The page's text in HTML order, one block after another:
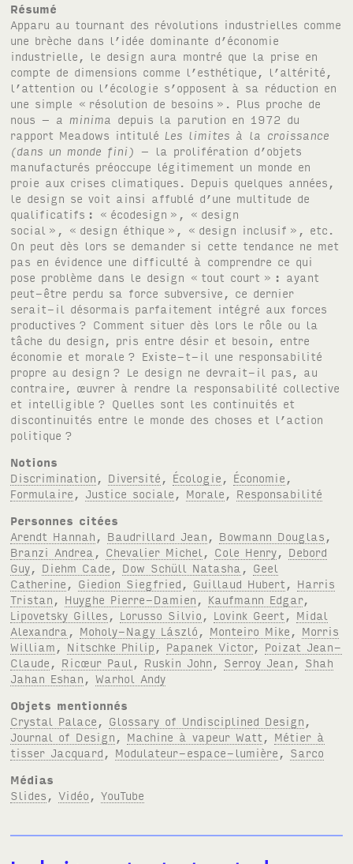
Résumé
Apparu au tournant des révolutions industrielles comme
une brèche dans l’idée dominante d’économie
industrielle, le design aura montré que la prise en
compte de dimensions comme l’esthétique, l’altérité,
l’attention ou l’écologie s’opposent à sa réduction en
une simple « résolution de besoins ». Plus proche de
nous – a minima depuis la parution en 1972 du
rapport Meadows intitulé Les limites à la croissance
(dans un monde fini) – la prolifération d’objets
manufacturés préoccupe légitimement un monde en
proie aux crises climatiques. Depuis quelques années,
le design se voit ainsi affublé d’une multitude de
qualificatifs : « écodesign », « design
social », « design éthique », « design inclusif », etc.
On peut dès lors se demander si cette tendance ne met
pas en évidence une difficulté à comprendre ce qui
pose problème dans le design « tout court » : ayant
peut-être perdu sa force subversive, ce dernier
serait-il désormais parfaitement intégré aux forces
productives ? Comment situer dès lors le rôle ou la
tâche du design, pris entre désir et besoin, entre
économie et morale ? Existe-t-il une responsabilité
propre au design ? Le design ne devrait-il pas, au
contraire, œuvrer à rendre la responsabilité collective
et intelligible ? Quelles sont les continuités et
discontinuités entre le monde des choses et l’action
politique ?
Notions
Discrimination , Diversité , Écologie , Économie ,
Formulaire , Justice sociale , Morale , Responsabilité
Personnes citées
Arendt Hannah , Baudrillard Jean , Bowmann Douglas ,
Branzi Andrea , Chevalier Michel , Cole Henry, Debord
Guy, Diehm Cade , Dow Schüll Natasha , Geel
Catherine , Giedion Siegfried , Guillaud Hubert , Harris
Tristan , Huyghe Pierre-Damien , Kaufmann Edgar,
Lipovetsky Gilles , Lorusso Silvio , Lovink Geert , Midal
Alexandra , Moholy-Nagy László , Monteiro Mike , Morris
William , Nitschke Philip , Papanek Victor, Poizat Jean-
Claude , Ricœur Paul , Ruskin John , Serroy Jean , Shah
Jahan Eshan ,Warhol Andy
Objets mentionnés
Crystal Palace , Glossary of Undisciplined Design ,
Journal of Design , Machine à vapeur Watt , Métier à
tisser Jacquard , Modulateur-espace-lumière , Sarco
Médias
Slides ,Vidéo ,YouTube